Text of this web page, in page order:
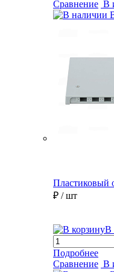
Сравнение В
Пластиковый
₽ / шт
В
Подробнее
Сравнение В